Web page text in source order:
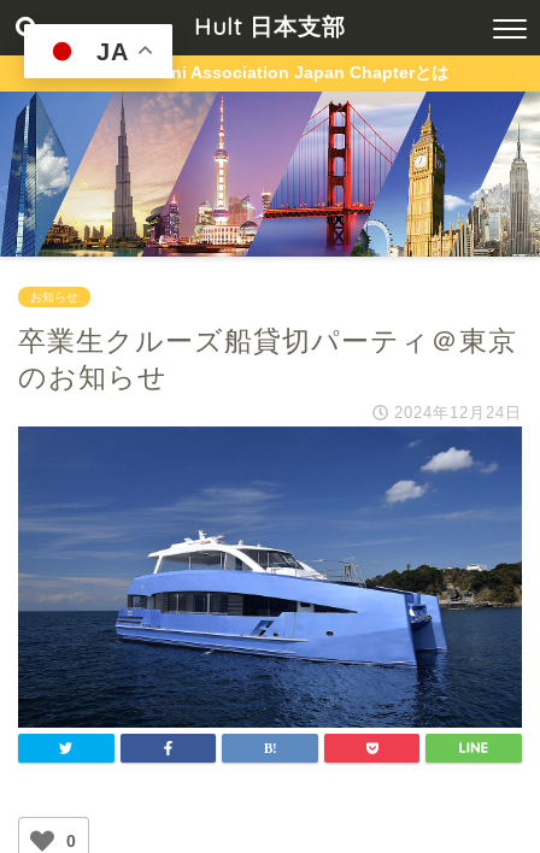
Hult 日本支部
Hult Alumni Association Japan Chapterとは
お知らせ
卒業生クルーズ船貸切パーティ＠東京
のお知らせ
2024年12月24日
0
JA